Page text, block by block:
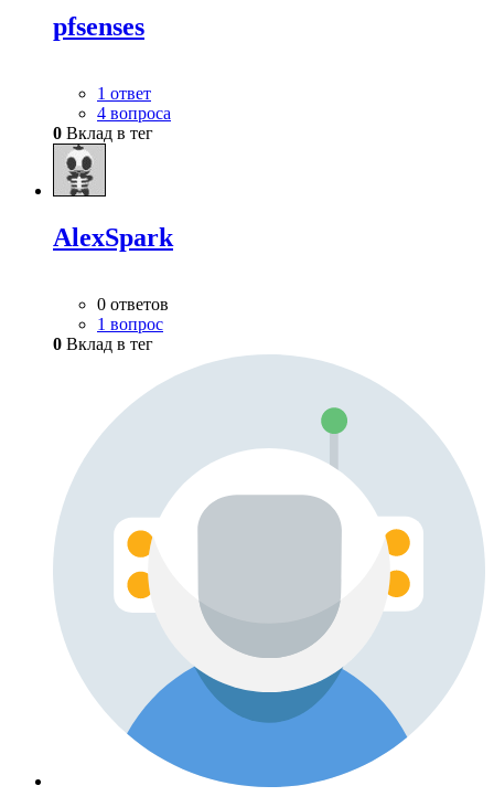
pfsenses
1 ответ
4 вопроса
0 Вклад в тег
AlexSpark
0 ответов
1 вопрос
0 Вклад в тег